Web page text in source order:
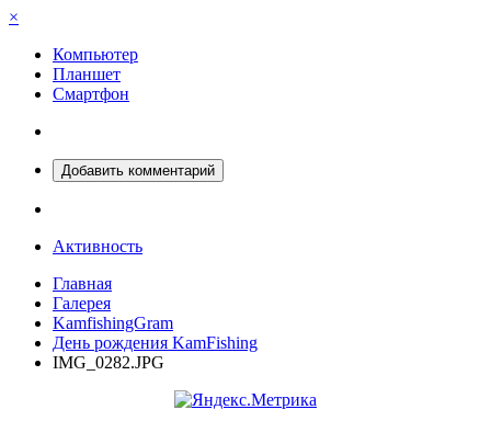
×
Компьютер
Планшет
Смартфон
Добавить комментарий
Активность
Главная
Галерея
KamfishingGram
День рождения KamFishing
IMG_0282.JPG